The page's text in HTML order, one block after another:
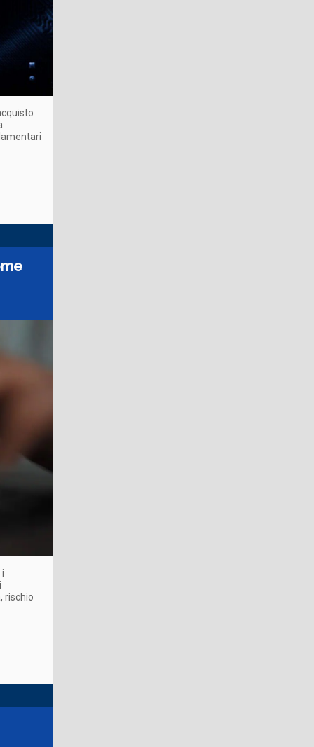
rischio